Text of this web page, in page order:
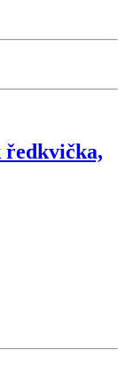
ředkvička,